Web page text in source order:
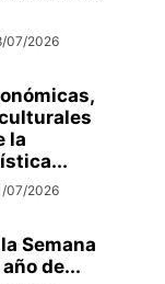
07/2026
la
07/2026
Semana
de...